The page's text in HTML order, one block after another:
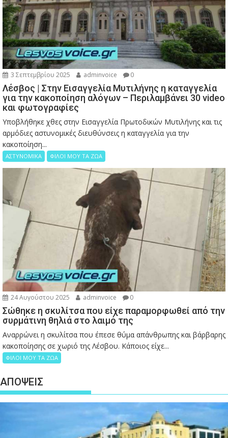
3 Σεπτεμβρίου 2025 adminvoice 0
Λέσβος | Στην Εισαγγελία Μυτιλήνης η καταγγελία
για την κακοποίηση αλόγων – Περιλαμβάνει 30 video
και φωτογραφίες
Υποβλήθηκε χθες στην Εισαγγελία Πρωτοδικών Μυτιλήνης και τις
αρμόδιες αστυνομικές διευθύνσεις η καταγγελία για την
κακοποίηση...
ΑΣΤΥΝΟΜΙΚΑ ΦΙΛΟΙ ΜΟΥ ΤΑ ΖΩΑ
24 Αυγούστου 2025 adminvoice 0
Σώθηκε η σκυλίτσα που είχε παραμορφωθεί από την
συρμάτινη θηλιά στο λαιμό της
Αναρρώνει η σκυλίτσα που έπεσε θύμα απάνθρωπης και βάρβαρης
κακοποίησης σε χωριό της Λέσβου. Κάποιος είχε...
ΦΙΛΟΙ ΜΟΥ ΤΑ ΖΩΑ
ΑΠΟΨΕΙΣ